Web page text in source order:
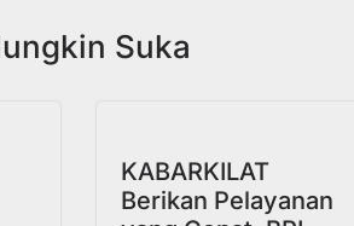
Suka
KABARKILAT
Berikan Pelayanan